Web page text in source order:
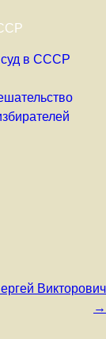
в СССР
Викторович
→